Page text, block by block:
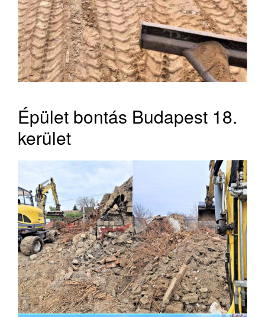
Épület bontás Budapest 18.
kerület